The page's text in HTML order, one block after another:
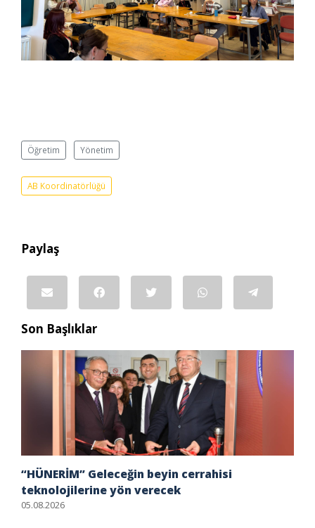
Öğretim Yönetim
AB Koordinatörlüğü
Paylaş
Son Başlıklar
“HÜNERİM” Geleceğin beyin cerrahisi
teknolojilerine yön verecek
05.08.2026